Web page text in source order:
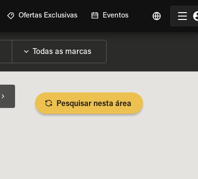
Ofertas Exclusivas Eventos
Pesquisar nesta área